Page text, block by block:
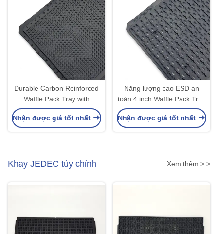
Durable Carbon Reinforced
Waffle Pack Tray with
Flatness Less Than 0.3mm
for Temperature
Nhận được giá tốt nhất
Năng lượng cao ESD an
toàn 4 inch Waffle Pack Tray
với túi tối ưu và dưới 0.3mm
Warpage
Nhận được giá tốt nhất
Khay JEDEC tùy chỉnh Xem thêm > >